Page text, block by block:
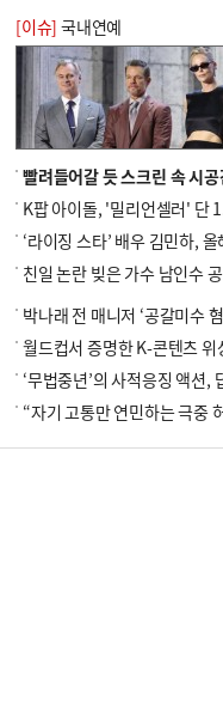
[이슈] 국내연예
박나래 전 매니저 ‘공갈미수